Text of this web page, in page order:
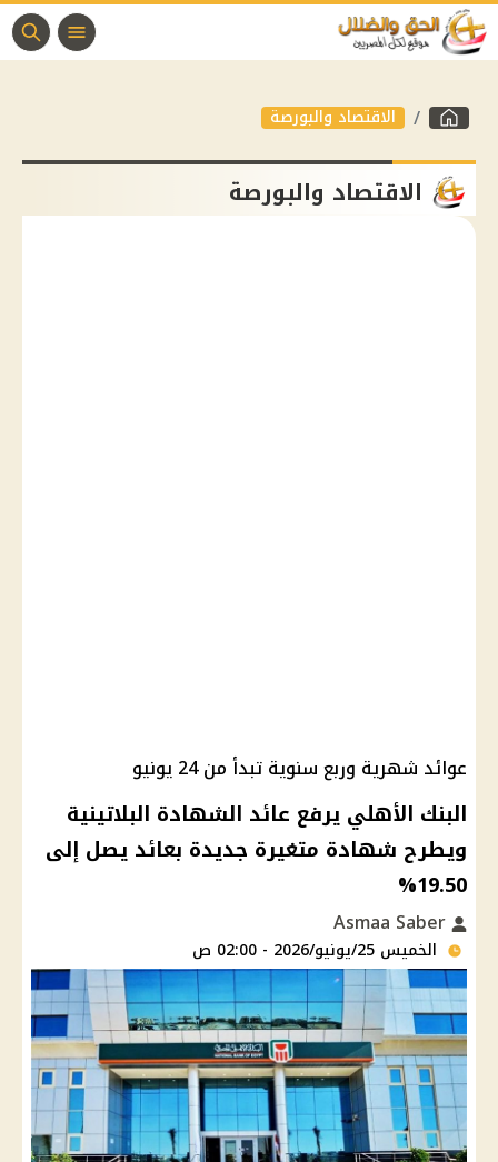
الاقتصاد والبورصة
الاقتصاد والبورصة
عوائد شهرية وربع سنوية تبدأ من 24 يونيو
البنك الأهلي يرفع عائد الشهادة البلاتينية
ويطرح شهادة متغيرة جديدة بعائد يصل إلى
19.50%
الخميس 25/يونيو/2026 - 02:00 ص